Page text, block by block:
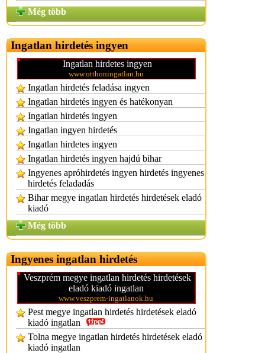
Még több
Ingatlan hirdetés ingyen
Ingatlan hirdetes ingyen
www.otthoningatlan.hu
Ingatlan hirdetés feladása ingyen
Ingatlan hirdetés ingyen és hatékonyan
Ingatlan hirdetés ingyen
Ingatlan ingyen hirdetés
Ingatlan hirdetes ingyen
Ingatlan hirdetés ingyen hajdú bihar
Ingyenes apróhirdetés ingyen hirdetés ingyenes
hirdetés feladadás
Bihar megye ingatlan hirdetés hirdetések eladó
kiadó
Még több
Ingyenes ingatlan hirdetés
Veszprém megye ingatlan hirdetés hirdetések
eladó kiadó ingatlan
www.veszprem-ingatlanok.hu
Pest megye ingatlan hirdetés hirdetések eladó
kiadó ingatlan
Tolna megye ingatlan hirdetés hirdetések eladó
kiadó ingatlan